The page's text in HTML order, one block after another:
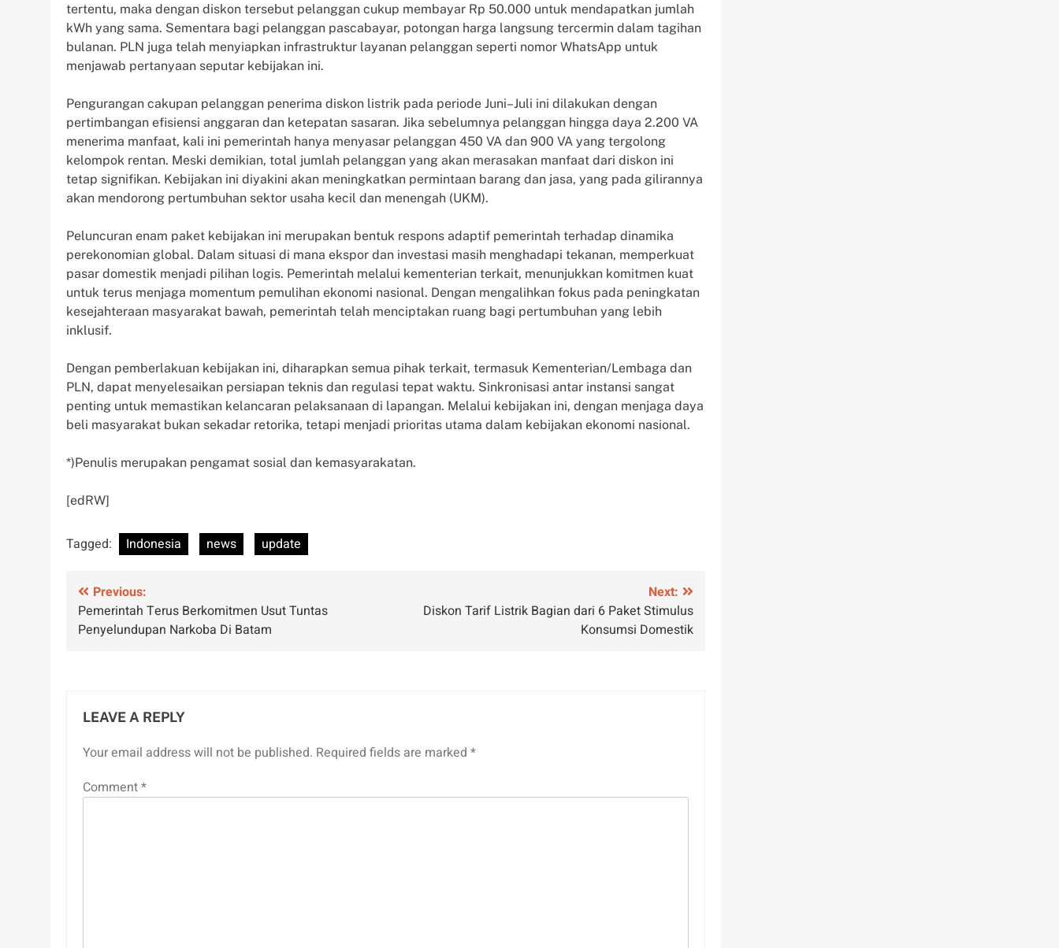
tertentu, maka dengan diskon tersebut pelanggan cukup membayar Rp 50.000 untuk mendapatkan jumlah
kWh yang sama. Sementara bagi pelanggan pascabayar, potongan harga langsung tercermin dalam tagihan
bulanan. PLN juga telah menyiapkan infrastruktur layanan pelanggan seperti nomor WhatsApp untuk
menjawab pertanyaan seputar kebijakan ini.
Pengurangan cakupan pelanggan penerima diskon listrik pada periode Juni–Juli ini dilakukan dengan
pertimbangan efisiensi anggaran dan ketepatan sasaran. Jika sebelumnya pelanggan hingga daya 2.200 VA
menerima manfaat, kali ini pemerintah hanya menyasar pelanggan 450 VA dan 900 VA yang tergolong
kelompok rentan. Meski demikian, total jumlah pelanggan yang akan merasakan manfaat dari diskon ini
tetap signifikan. Kebijakan ini diyakini akan meningkatkan permintaan barang dan jasa, yang pada gilirannya
akan mendorong pertumbuhan sektor usaha kecil dan menengah (UKM).
Peluncuran enam paket kebijakan ini merupakan bentuk respons adaptif pemerintah terhadap dinamika
perekonomian global. Dalam situasi di mana ekspor dan investasi masih menghadapi tekanan, memperkuat
pasar domestik menjadi pilihan logis. Pemerintah melalui kementerian terkait, menunjukkan komitmen kuat
untuk terus menjaga momentum pemulihan ekonomi nasional. Dengan mengalihkan fokus pada peningkatan
kesejahteraan masyarakat bawah, pemerintah telah menciptakan ruang bagi pertumbuhan yang lebih
inklusif.
Dengan pemberlakuan kebijakan ini, diharapkan semua pihak terkait, termasuk Kementerian/Lembaga dan
PLN, dapat menyelesaikan persiapan teknis dan regulasi tepat waktu. Sinkronisasi antar instansi sangat
penting untuk memastikan kelancaran pelaksanaan di lapangan. Melalui kebijakan ini, dengan menjaga daya
beli masyarakat bukan sekadar retorika, tetapi menjadi prioritas utama dalam kebijakan ekonomi nasional.
*)Penulis merupakan pengamat sosial dan kemasyarakatan.
[edRW]
Tagged: Indonesia news update
Post
navigation
Previous:
Pemerintah Terus Berkomitmen Usut Tuntas
Penyelundupan Narkoba Di Batam
Next:
Diskon Tarif Listrik Bagian dari 6 Paket Stimulus
Konsumsi Domestik
LEAVE A REPLY
Your email address will not be published. Required fields are marked *
Comment*